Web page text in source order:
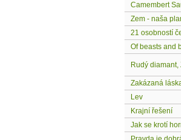
Camembert
Zem - naša
21 osobností
Of beasts and
Rudý
Zakázaná
Lev
Krajní řešení
Jak se krotí